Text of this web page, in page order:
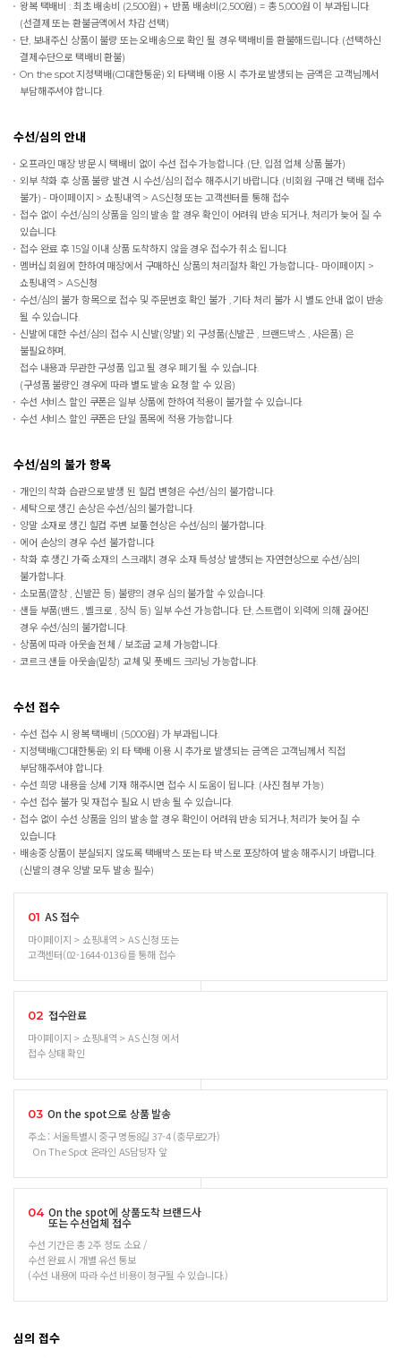
왕복 택배비 : 최초 배송비 (2,500원) + 반품 배송비(2,500원) = 총 5,000원 이 부과됩니다.
(선결제 또는 환불금액에서 차감 선택)
단, 보내주신 상품이 불량 또는 오배송으로 확인 될 경우 택배비를 환불해드립니다. (선택하신
결제수단으로 택배비 환불)
On the spot지정택배(CJ대한통운) 외 타택배 이용 시 추가로 발생되는 금액은 고객님께서
부담해주셔야 합니다.
수선/심의 안내
오프라인 매장 방문 시 택배비 없이 수선 접수 가능합니다. (단, 입점 업체 상품 불가)
외부 착화 후 상품 불량 발견 시 수선/심의 접수 해주시기 바랍니다. (비회원 구매 건 택배 접수
불가) - 마이페이지 > 쇼핑내역 > AS신청 또는 고객센터를 통해 접수
접수 없이 수선/심의 상품을 임의 발송 할 경우 확인이 어려워 반송 되거나, 처리가 늦어 질 수
있습니다.
접수 완료 후 15일 이내 상품 도착하지 않을 경우 접수가 취소 됩니다.
멤버십 회원에 한하여 매장에서 구매하신 상품의 처리절차 확인 가능합니다.- 마이페이지 >
쇼핑내역 > AS신청
수선/심의 불가 항목으로 접수 및 주문번호 확인 불가 , 기타 처리 불가 시 별도 안내 없이 반송
될 수 있습니다.
신발에 대한 수선/심의 접수 시 신발(양발) 외 구성품(신발끈 , 브랜드박스 , 사은품) 은
불필요하며,
접수 내용과 무관한 구성품 입고 될 경우 폐기 될 수 있습니다.
(구성품 불량인 경우에 따라 별도 발송 요청 할 수 있음)
수선 서비스 할인 쿠폰은 일부 상품에 한하여 적용이 불가할 수 있습니다.
수선 서비스 할인 쿠폰은 단일 품목에 적용 가능합니다.
수선/심의 불가 항목
개인의 착화 습관으로 발생 된 힐컵 변형은 수선/심의 불가합니다.
세탁으로 생긴 손상은 수선/심의 불가합니다.
양말 소재로 생긴 힐컵 주변 보풀 현상은 수선/심의 불가합니다.
에어 손상의 경우 수선 불가합니다.
착화 후 생긴 가죽 소재의 스크래치 경우 소재 특성상 발생되는 자연현상으로 수선/심의
불가합니다.
소모품(깔창 , 신발끈 등) 불량의 경우 심의 불가할 수 있습니다.
샌들 부품(밴드 , 벨크로 , 장식 등) 일부 수선 가능합니다. 단, 스트랩이 외력에 의해 끊어진
경우 수선/심의 불가합니다.
상품에 따라 아웃솔 전체 / 보조굽 교체 가능합니다.
코르크 샌들 아웃솔(밑창) 교체 및 풋베드 크리닝 가능합니다.
수선 접수
수선 접수 시 왕복 택배비 (5,000원) 가 부과됩니다.
지정택배(CJ대한통운) 외 타 택배 이용 시 추가로 발생되는 금액은 고객님께서 직접
부담해주셔야 합니다.
수선 희망 내용을 상세 기재 해주시면 접수 시 도움이 됩니다. (사진 첨부 가능)
수선 접수 불가 및 재접수 필요 시 반송 될 수 있습니다.
접수 없이 수선 상품을 임의 발송 할 경우 확인이 어려워 반송 되거나, 처리가 늦어 질 수
있습니다.
배송중 상품이 분실되지 않도록 택배박스 또는 타 박스로 포장하여 발송 해주시기 바랍니다.
(신발의 경우 양발 모두 발송 필수)
01 AS 접수
마이페이지 > 쇼핑내역 > AS 신청 또는
고객센터(02-1644-0136)를 통해 접수
02 접수완료
마이페이지 > 쇼핑내역 > AS 신청 에서
접수 상태 확인
03 On the spot으로 상품 발송
주소 : 서울특별시 중구 명동8길 37-4 (충무로2가)
On The Spot 온라인 AS담당자 앞
04 On the spot에 상품도착 브랜드사
또는 수선업체 접수
수선 기간은 총 2주 정도 소요 /
수선 완료 시 개별 유선 통보
(수선 내용에 따라 수선 비용이 청구될 수 있습니다.)
심의 접수